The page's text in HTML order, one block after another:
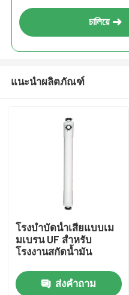
চালিয়ে
แนะนำผลิตภัณฑ์
โรงบำบัดน้ำเสียแบบเม
มเบรน UF สำหรับ
โรงงานสกัดน้ำมัน
ส่งคำถาม